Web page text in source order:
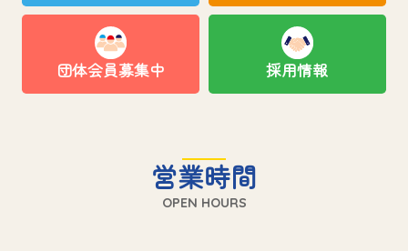
団体会員募集中 採用情報
営業時間
OPEN HOURS